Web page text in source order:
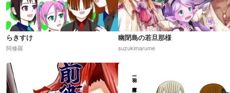
らきすけ
阿修羅
幽閉島の若旦那様
suzukimarume